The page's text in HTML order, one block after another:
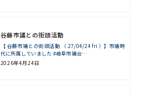
谷藤市議との街頭活動
【 谷藤市議との街頭活動 （ 27/04/24 fri ）】市議時
代に所属していました #岐阜市議会…
2026年4月24日